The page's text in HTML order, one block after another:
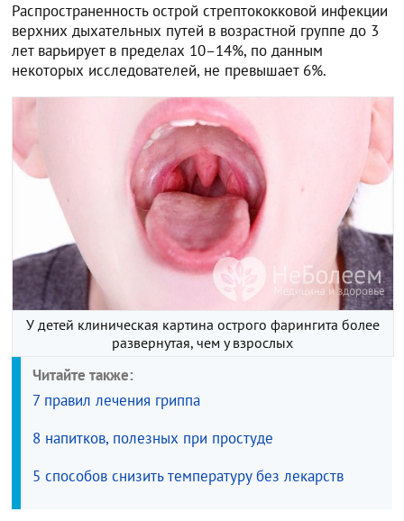
Распространенность острой стрептококковой инфекции
верхних дыхательных путей в возрастной группе до 3
лет варьирует в пределах 10–14%, по данным
некоторых исследователей, не превышает 6%.
У детей клиническая картина острого фарингита более
развернутая, чем у взрослых
Читайте также:
7 правил лечения гриппа
8 напитков, полезных при простуде
5 способов снизить температуру без лекарств